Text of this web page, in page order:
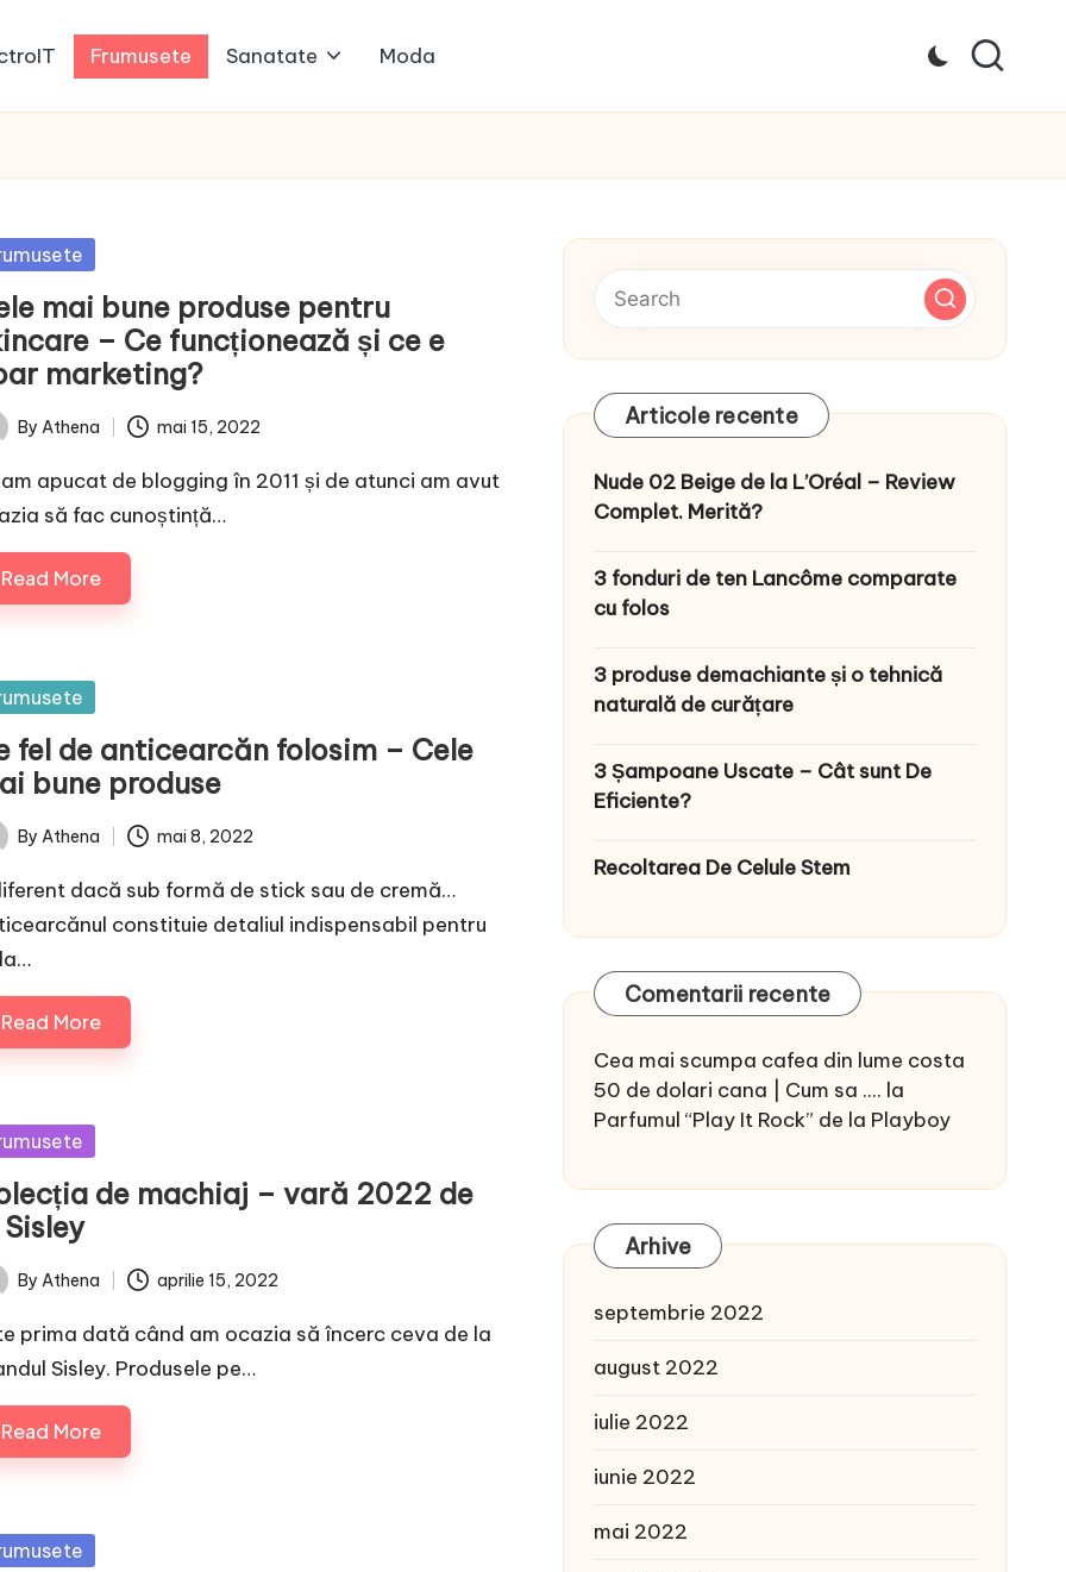
Frumusete Sanatate Moda
mai bune produse pentru
– Ce funcționează și ce e
marketing?
By Athena mai 15, 2022
apucat de blogging în 2011 și de atunci am avut
să fac cunoștință…
Read More
fel de anticearcăn folosim – Cele
bune produse
By Athena mai 8, 2022
dacă sub formă de stick sau de cremă…
constituie detaliul indispensabil pentru
Read More
de machiaj – vară 2022 de
By Athena aprilie 15, 2022
prima dată când am ocazia să încerc ceva de la
Sisley. Produsele pe…
Read More
Articole recente
Nude 02 Beige de la L’Oréal – Review
Complet. Merită?
3 fonduri de ten Lancôme comparate
cu folos
3 produse demachiante și o tehnică
naturală de curățare
3 Șampoane Uscate – Cât sunt De
Eficiente?
Recoltarea De Celule Stem
Comentarii recente
Cea mai scumpa cafea din lume costa
50 de dolari cana | Cum sa .... la
Parfumul “Play It Rock” de la Playboy
Arhive
septembrie 2022
august 2022
iulie 2022
iunie 2022
mai 2022